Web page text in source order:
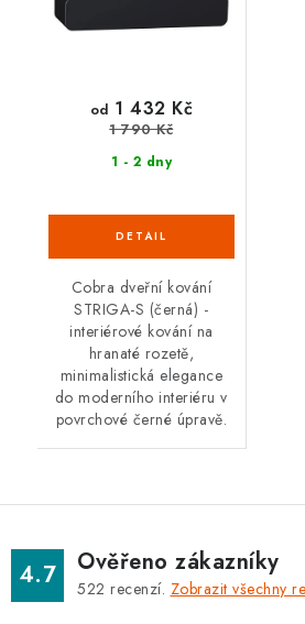
1 - 2 dny
od 1 432 Kč
1 790 Kč
Cobra dveřní kování
STRIGA-S (černá) -
interiérové kování na
hranaté rozetě,
minimalistická elegance
do moderního interiéru v
povrchové černé úpravě.
4.7 Ověřeno zákazníky
522 recenzí. Zobrazit všechny